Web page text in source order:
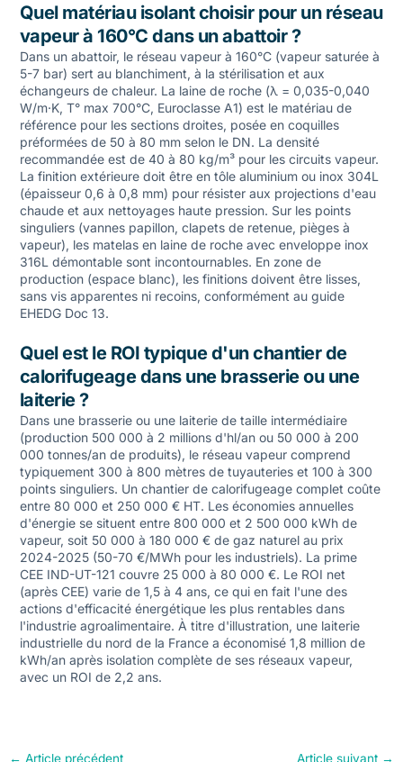
Quel matériau isolant choisir pour un réseau
vapeur à 160°C dans un abattoir ?
Dans un abattoir, le réseau vapeur à 160°C (vapeur saturée à
5-7 bar) sert au blanchiment, à la stérilisation et aux
échangeurs de chaleur. La laine de roche (λ = 0,035-0,040
W/m·K, T° max 700°C, Euroclasse A1) est le matériau de
référence pour les sections droites, posée en coquilles
préformées de 50 à 80 mm selon le DN. La densité
recommandée est de 40 à 80 kg/m³ pour les circuits vapeur.
La finition extérieure doit être en tôle aluminium ou inox 304L
(épaisseur 0,6 à 0,8 mm) pour résister aux projections d'eau
chaude et aux nettoyages haute pression. Sur les points
singuliers (vannes papillon, clapets de retenue, pièges à
vapeur), les matelas en laine de roche avec enveloppe inox
316L démontable sont incontournables. En zone de
production (espace blanc), les finitions doivent être lisses,
sans vis apparentes ni recoins, conformément au guide
EHEDG Doc 13.
Quel est le ROI typique d'un chantier de
calorifugeage dans une brasserie ou une
laiterie ?
Dans une brasserie ou une laiterie de taille intermédiaire
(production 500 000 à 2 millions d'hl/an ou 50 000 à 200
000 tonnes/an de produits), le réseau vapeur comprend
typiquement 300 à 800 mètres de tuyauteries et 100 à 300
points singuliers. Un chantier de calorifugeage complet coûte
entre 80 000 et 250 000 € HT. Les économies annuelles
d'énergie se situent entre 800 000 et 2 500 000 kWh de
vapeur, soit 50 000 à 180 000 € de gaz naturel au prix
2024-2025 (50-70 €/MWh pour les industriels). La prime
CEE IND-UT-121 couvre 25 000 à 80 000 €. Le ROI net
(après CEE) varie de 1,5 à 4 ans, ce qui en fait l'une des
actions d'efficacité énergétique les plus rentables dans
l'industrie agroalimentaire. À titre d'illustration, une laiterie
industrielle du nord de la France a économisé 1,8 million de
kWh/an après isolation complète de ses réseaux vapeur,
avec un ROI de 2,2 ans.
← Article précédent Article suivant →